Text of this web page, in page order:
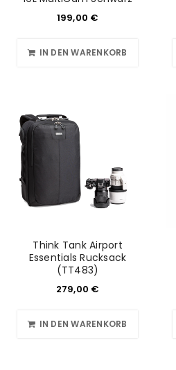
199,00 €
IN DEN WARENKORB
Think Tank Airport
Essentials Rucksack
(TT483)
279,00 €
IN DEN WARENKORB